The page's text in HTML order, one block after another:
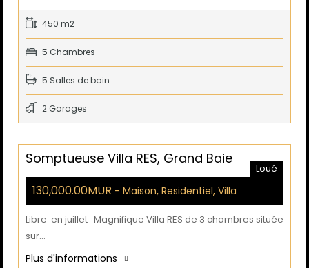
450 m2
5 Chambres
5 Salles de bain
2 Garages
Somptueuse Villa RES, Grand Baie
Loué
130,000.00MUR - Maison, Residentiel, Villa
Libre en juillet Magnifique Villa RES de 3 chambres située
sur…
Plus d'informations